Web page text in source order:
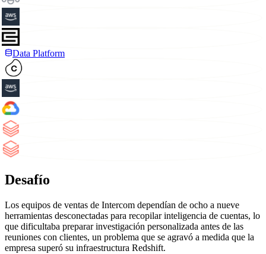
Data Platform
Desafío
Los equipos de ventas de Intercom dependían de ocho a nueve
herramientas desconectadas para recopilar inteligencia de cuentas, lo
que dificultaba preparar investigación personalizada antes de las
reuniones con clientes, un problema que se agravó a medida que la
empresa superó su infraestructura Redshift.